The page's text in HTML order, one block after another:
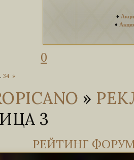
♦
♦
0
34 »
»
3
РЕЙТИНГ